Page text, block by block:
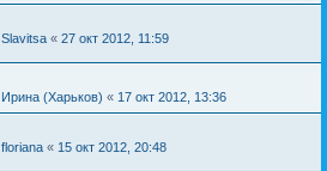
Slavitsa « 27 окт 2012, 11:59
Ирина (Харьков) « 17 окт 2012, 13:36
floriana « 15 окт 2012, 20:48